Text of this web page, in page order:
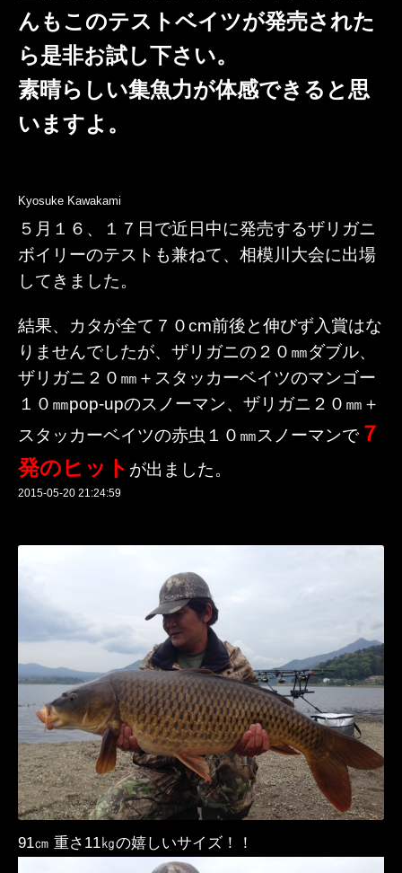
んもこのテストベイツが発売された
ら是非お試し下さい。
素晴らしい集魚力が体感できると思
いますよ。
Kyosuke Kawakami
５月１６、１７日で近日中に発売するザリガニ
ボイリーのテストも兼ねて、相模川大会に出場
してきました。
結果、カタが全て７０cm前後と伸びず入賞はな
りませんでしたが、ザリガニの２０㎜ダブル、
ザリガニ２０㎜＋スタッカーベイツのマンゴー
１０㎜pop-upのスノーマン、ザリガニ２０㎜＋
スタッカーベイツの赤虫１０㎜スノーマンで ７
発のヒット が出ました。
2015-05-20 21:24:59
91㎝ 重さ11㎏の嬉しいサイズ！！